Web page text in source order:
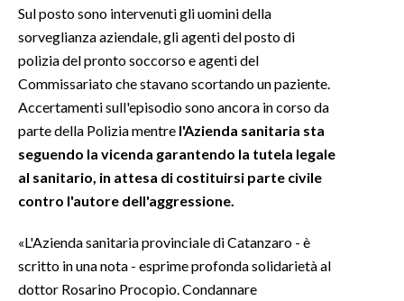
ABBONATI
ANNUNCI
NECROLOGI
PUBBLICITÀ
Sul posto sono intervenuti gli uomini della
sorveglianza aziendale, gli agenti del posto di
polizia del pronto soccorso e agenti del
Commissariato che stavano scortando un paziente.
Accertamenti sull'episodio sono ancora in corso da
parte della Polizia mentre l'Azienda sanitaria sta
seguendo la vicenda garantendo la tutela legale
al sanitario, in attesa di costituirsi parte civile
contro l'autore dell'aggressione.
«L'Azienda sanitaria provinciale di Catanzaro - è
scritto in una nota - esprime profonda solidarietà al
dottor Rosarino Procopio. Condannare